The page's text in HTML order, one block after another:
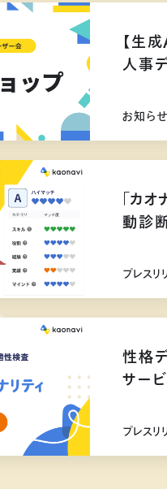
【生
人事
お知らせ
「カ
動診
プレスリ
性格
サー
プレスリ